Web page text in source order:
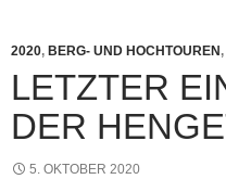
2020, BERG- UND HOCHTOUREN,
LETZTER
DER
5. OKTOBER 2020